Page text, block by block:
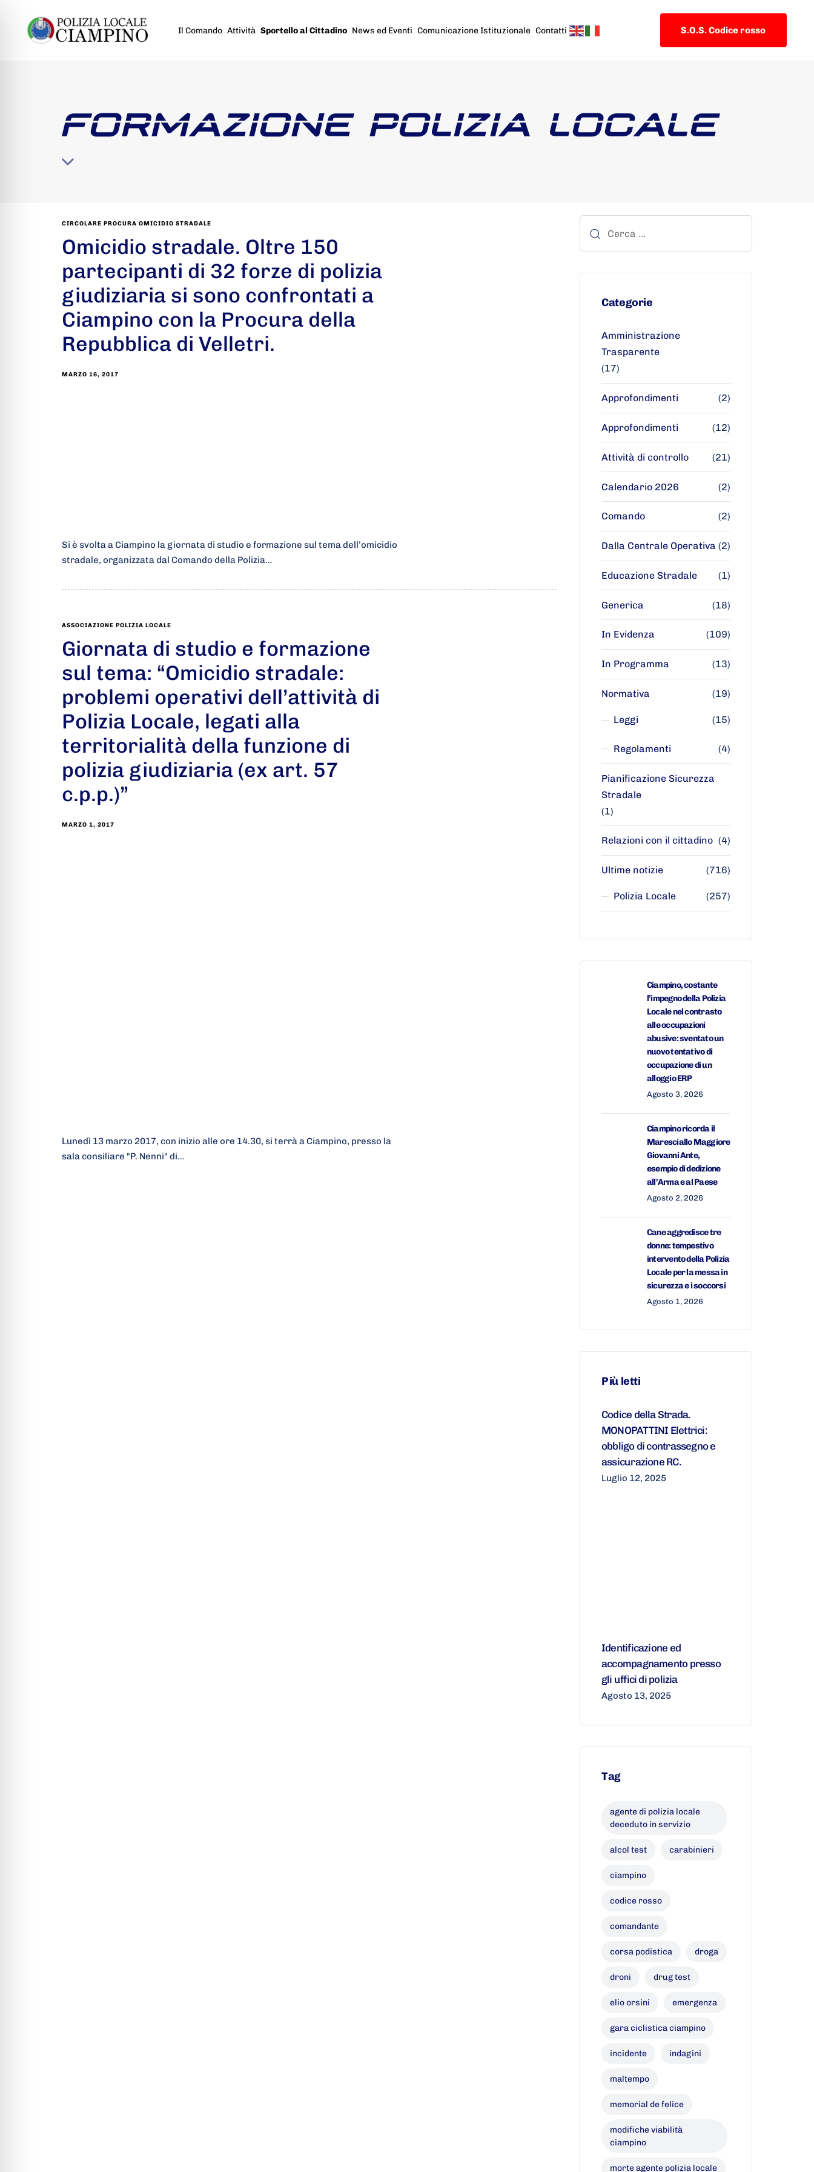
Il Comando Attività Sportello al Cittadino News ed Eventi Comunicazione Istituzionale Contatti S.O.S. Codice rosso
FORMAZIONE POLIZIA LOCALE
CIRCOLARE PROCURA OMICIDIO STRADALE
Omicidio stradale. Oltre 150
partecipanti di 32 forze di polizia
giudiziaria si sono confrontati a
Ciampino con la Procura della
Repubblica di Velletri.
MARZO 16, 2017
Si è svolta a Ciampino la giornata di studio e formazione sul tema dell’omicidio
stradale, organizzata dal Comando della Polizia…
ASSOCIAZIONE POLIZIA LOCALE
Giornata di studio e formazione
sul tema: “Omicidio stradale:
problemi operativi dell’attività di
Polizia Locale, legati alla
territorialità della funzione di
polizia giudiziaria (ex art. 57
c.p.p.)”
MARZO 1, 2017
Lunedì 13 marzo 2017, con inizio alle ore 14.30, si terrà a Ciampino, presso la
sala consiliare "P. Nenni" di…
Categorie
Amministrazione
Trasparente
(17)
Approfondimenti (2)
Approfondimenti (12)
Attività di controllo (21)
Calendario 2026 (2)
Comando (2)
Dalla Centrale Operativa (2)
Educazione Stradale (1)
Generica (18)
In Evidenza (109)
In Programma (13)
Normativa (19)
Leggi (15)
Regolamenti (4)
Pianificazione Sicurezza
Stradale
(1)
Relazioni con il cittadino (4)
Ultime notizie (716)
Polizia Locale (257)
Ciampino, costante
l’impegno della Polizia
Locale nel contrasto
alle occupazioni
abusive: sventato un
nuovo tentativo di
occupazione di un
alloggio ERP
Agosto 3, 2026
Ciampino ricorda il
Maresciallo Maggiore
Giovanni Ante,
esempio di dedizione
all’Arma e al Paese
Agosto 2, 2026
Cane aggredisce tre
donne: tempestivo
intervento della Polizia
Locale per la messa in
sicurezza e i soccorsi
Agosto 1, 2026
Più letti
Codice della Strada.
MONOPATTINI Elettrici:
obbligo di contrassegno e
assicurazione RC.
Luglio 12, 2025
Identificazione ed
accompagnamento presso
gli uffici di polizia
Agosto 13, 2025
Tag
agente di polizia locale
deceduto in servizio
alcol test carabinieri
ciampino
codice rosso
comandante
corsa podistica droga
droni drug test
elio orsini emergenza
gara ciclistica ciampino
incidente indagini
maltempo
memorial de felice
modifiche viabilità
ciampino
morte agente polizia locale